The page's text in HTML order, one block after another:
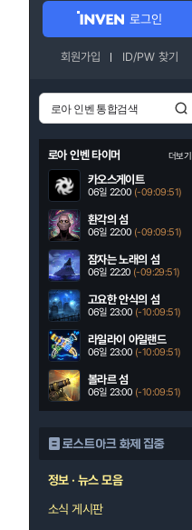
로그인
회원가입 ID/PW 찾기
로아 인벤 타이머 더보기
카오스게이트
06일 22:00 (-09:09:50)
환각의 섬
06일 22:00 (-09:09:50)
잠자는 노래의 섬
06일 22:20 (-09:29:50)
고요한 안식의 섬
06일 23:00 (-10:09:50)
라일라이 아일랜드
06일 23:00 (-10:09:50)
볼라르 섬
06일 23:00 (-10:09:50)
로스트아크 화제 집중
정보 · 뉴스 모음
소식 게시판